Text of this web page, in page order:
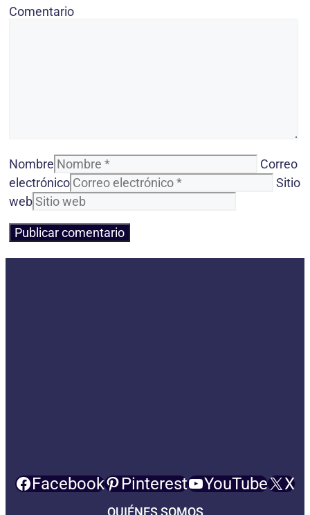
Comentario
Nombre
Correo
electrónico
Sitio
web
Facebook Pinterest YouTube X
QUIÉNES SOMOS